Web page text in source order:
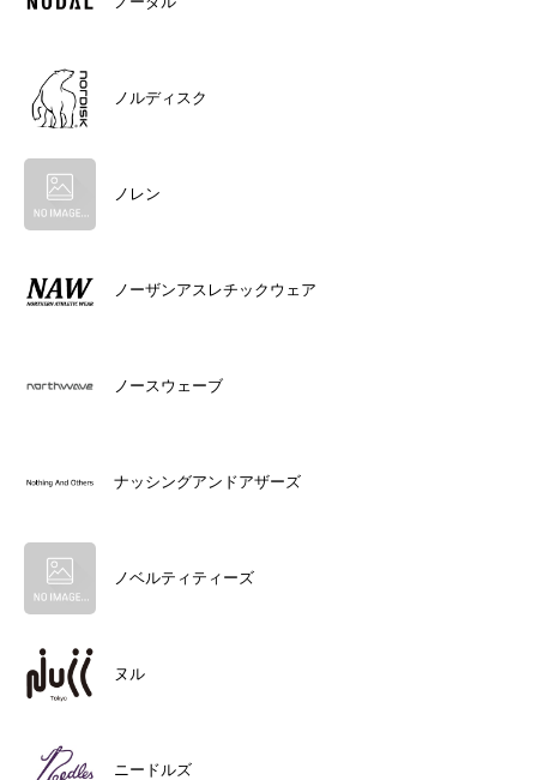
ノルディスク
ノレン
ノーザンアスレチックウェア
ノースウェーブ
ナッシングアンドアザーズ
ノベルティティーズ
ヌル
ニードルズ